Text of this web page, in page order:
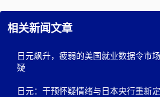
相关新闻文章
日元飙升，疲弱的美国就业数据令市
疑
日元：干预怀疑情绪与日本央行重